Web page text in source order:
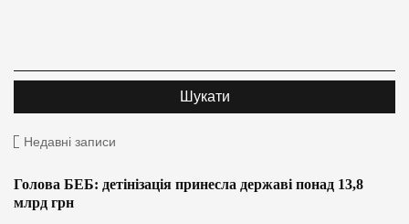
Недавні записи
Голова БЕБ: детінізація принесла державі понад 13,8
млрд грн